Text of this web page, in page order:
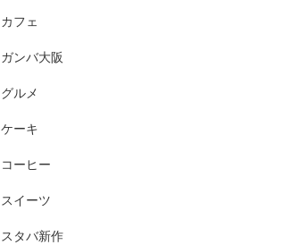
カフェ
ガンバ大阪
グルメ
ケーキ
コーヒー
スイーツ
スタバ新作